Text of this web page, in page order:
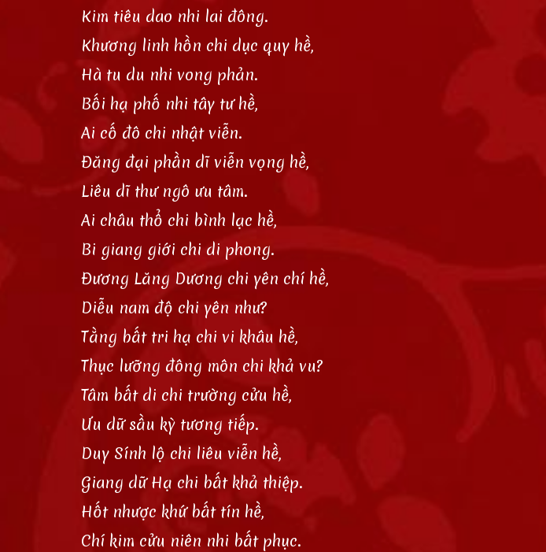
Kim tiêu dao nhi lai đông.
Khương linh hồn chi dục quy hề,
Hà tu du nhi vong phản.
Bối hạ phố nhi tây tư hề,
Ai cố đô chi nhật viễn.
Đăng đại phần dĩ viễn vọng hề,
Liêu dĩ thư ngô ưu tâm.
Ai châu thổ chi bình lạc hề,
Bi giang giới chi di phong.
Đương Lăng Dương chi yên chí hề,
Diễu nam độ chi yên như?
Tằng bất tri hạ chi vi khâu hề,
Thục lưỡng đông môn chi khả vu?
Tâm bất di chi trường cửu hề,
Ưu dữ sầu kỳ tương tiếp.
Duy Sính lộ chi liêu viễn hề,
Giang dữ Hạ chi bất khả thiệp.
Hốt nhược khứ bất tín hề,
Chí kim cửu niên nhi bất phục.